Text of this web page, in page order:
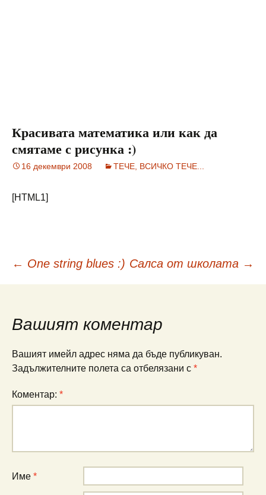
Красивата математика или как да
смятаме с рисунка :)
16 декември 2008 ТЕЧЕ, ВСИЧКО ТЕЧЕ...
[HTML1]
Навигация
публикациите
← One string blues :) Салса от школата →
Вашият коментар
Вашият имейл адрес няма да бъде публикуван.
Задължителните полета са отбелязани с *
Коментар: *
Име *